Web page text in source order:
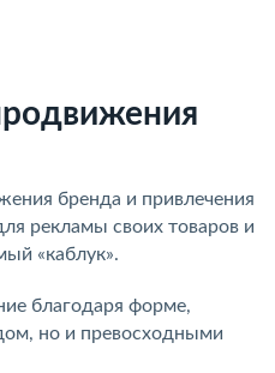
бренда и привлечения
рекламы своих товаров и
«каблук».
благодаря форме,
но и превосходными